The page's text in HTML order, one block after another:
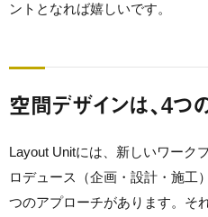
ントとなれば嬉しいです。
空間デザインは、4つ
Layout Unitには、新しいワーク
ロデュース（企画・設計・施工
つのアプローチがあります。そ